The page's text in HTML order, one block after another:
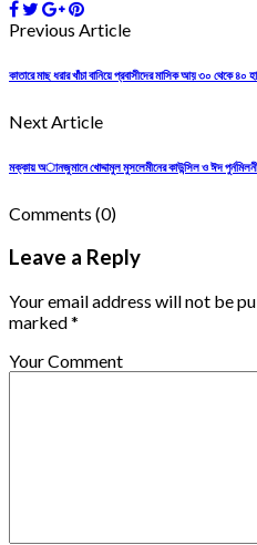
Previous Article
কাতারে মাছ ধরার খাঁচা বানিয়ে প্রবাসীদের মাসিক আয় ৩০ থেকে ৪০
Next Article
মক্কায় অানজুমানে খোদ্দামুল মুসলেমীনের কাউন্সিল ও ঈদ পুর্নমিলনী
Comments (0)
Leave a Reply
Your email address will not be
marked *
Your Comment